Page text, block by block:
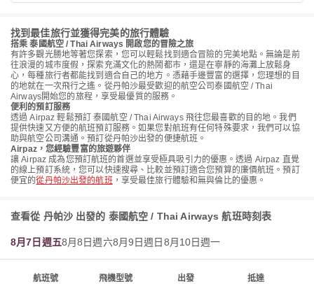
找到最佳旅行並獲得完美的旅行體驗
搭乘 泰國航空 / Thai Airways 開啟您的冒險之旅
有許多觀光勝地等著您探索，您可以輕鬆找到適合冒險的完美地點。無論是前
往浪漫的城市度假，探索充滿文化的熱鬧都市，還是在寧靜的海灘上放鬆身
心，每種旅行者都能找到適合自己的地方。憑藉手邊豐富的選擇，您理想的目
的地就在一次飛行之遙。從丹帕沙最受歡迎的航空公司泰國航空 / Thai
Airways開始您的旅程，享受最優質的服務。
便利的預訂服務
透過 Airpaz 輕鬆預訂 泰國航空 / Thai Airways 飛往您最喜歡的目的地。我們
提供快速又方便的航班預訂服務。如果您對航班有任何特殊要求，我們可以協
助與航空公司溝通。預訂從丹帕沙出發的便捷航班。
Airpaz，您經驗豐富的旅遊夥伴
讓 Airpaz 成為您預訂航班的首選並享受極具吸引力的優惠。透過 Airpaz 直覺
的線上預訂系統，您可以快速搜尋、比較並預訂適合您預算的廉價航班。預訂
便宜的從丹帕沙出發的航班 ，享受最佳旅行體驗和無與倫比的優惠。
查看從 丹帕沙 出發的 泰國航空 / Thai Airways 航班時刻表
8月7日週五8月8日週六8月9日週日 8月10日週一
航班號 飛機型號 出發 抵達